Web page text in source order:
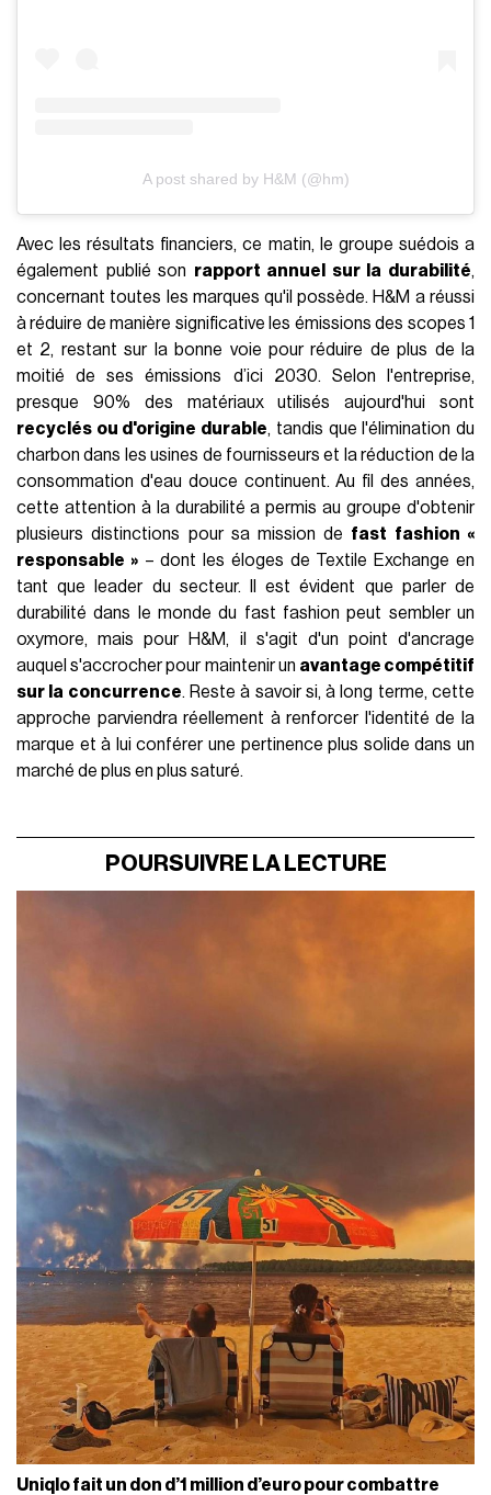
A post shared by H&M (@hm)
Avec les résultats financiers, ce matin, le groupe suédois a
également publié son rapport annuel sur la durabilité,
concernant toutes les marques qu'il possède. H&M a réussi
à réduire de manière significative les émissions des scopes 1
et 2, restant sur la bonne voie pour réduire de plus de la
moitié de ses émissions d’ici 2030. Selon l'entreprise,
presque 90% des matériaux utilisés aujourd'hui sont
recyclés ou d'origine durable, tandis que l'élimination du
charbon dans les usines de fournisseurs et la réduction de la
consommation d'eau douce continuent. Au fil des années,
cette attention à la durabilité a permis au groupe d'obtenir
plusieurs distinctions pour sa mission de fast fashion «
responsable »– dont les éloges de Textile Exchange en
tant que leader du secteur. Il est évident que parler de
durabilité dans le monde du fast fashion peut sembler un
oxymore, mais pour H&M, il s'agit d'un point d'ancrage
auquel s'accrocher pour maintenir un avantage compétitif
sur la concurrence. Reste à savoir si, à long terme, cette
approche parviendra réellement à renforcer l'identité de la
marque et à lui conférer une pertinence plus solide dans un
marché de plus en plus saturé.
POURSUIVRE LA LECTURE
Uniqlo fait un don d’1 million d’euro pour combattre